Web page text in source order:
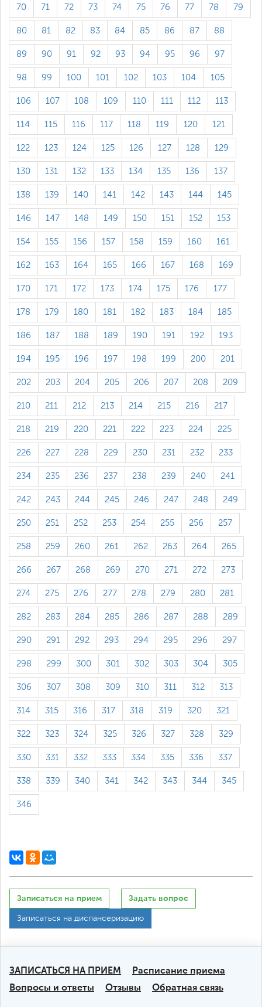
70 71 72 73 74 75 76 77 78 79
80 81 82 83 84 85 86 87 88
89 90 91 92 93 94 95 96 97
98 99 100 101 102 103 104 105
106 107 108 109 110 111 112 113
114 115 116 117 118 119 120 121
122 123 124 125 126 127 128 129
130 131 132 133 134 135 136 137
138 139 140 141 142 143 144 145
146 147 148 149 150 151 152 153
154 155 156 157 158 159 160 161
162 163 164 165 166 167 168 169
170 171 172 173 174 175 176 177
178 179 180 181 182 183 184 185
186 187 188 189 190 191 192 193
194 195 196 197 198 199 200 201
202 203 204 205 206 207 208 209
210 211 212 213 214 215 216 217
218 219 220 221 222 223 224 225
226 227 228 229 230 231 232 233
234 235 236 237 238 239 240 241
242 243 244 245 246 247 248 249
250 251 252 253 254 255 256 257
258 259 260 261 262 263 264 265
266 267 268 269 270 271 272 273
274 275 276 277 278 279 280 281
282 283 284 285 286 287 288 289
290 291 292 293 294 295 296 297
298 299 300 301 302 303 304 305
306 307 308 309 310 311 312 313
314 315 316 317 318 319 320 321
322 323 324 325 326 327 328 329
330 331 332 333 334 335 336 337
338 339 340 341 342 343 344 345
346
Записаться на прием Задать вопрос
Записаться на диспансеризацию
ЗАПИСАТЬСЯ НА ПРИЕМ
Расписание приема
Вопросы и ответы
Отзывы Обратная связь